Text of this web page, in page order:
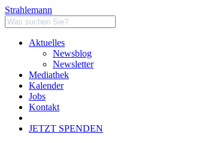
Strahlemann
Aktuelles
Newsblog
Newsletter
Mediathek
Kalender
Jobs
Kontakt
JETZT SPENDEN